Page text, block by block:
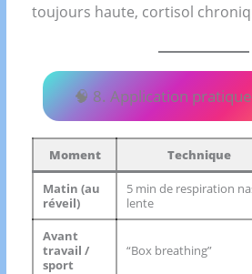
toujours haute, cortisol
🧠 8. Application
Moment Technique
Matin (au
réveil)
5 min de respiration
lente
Avant
travail /
sport
“Box breathing”